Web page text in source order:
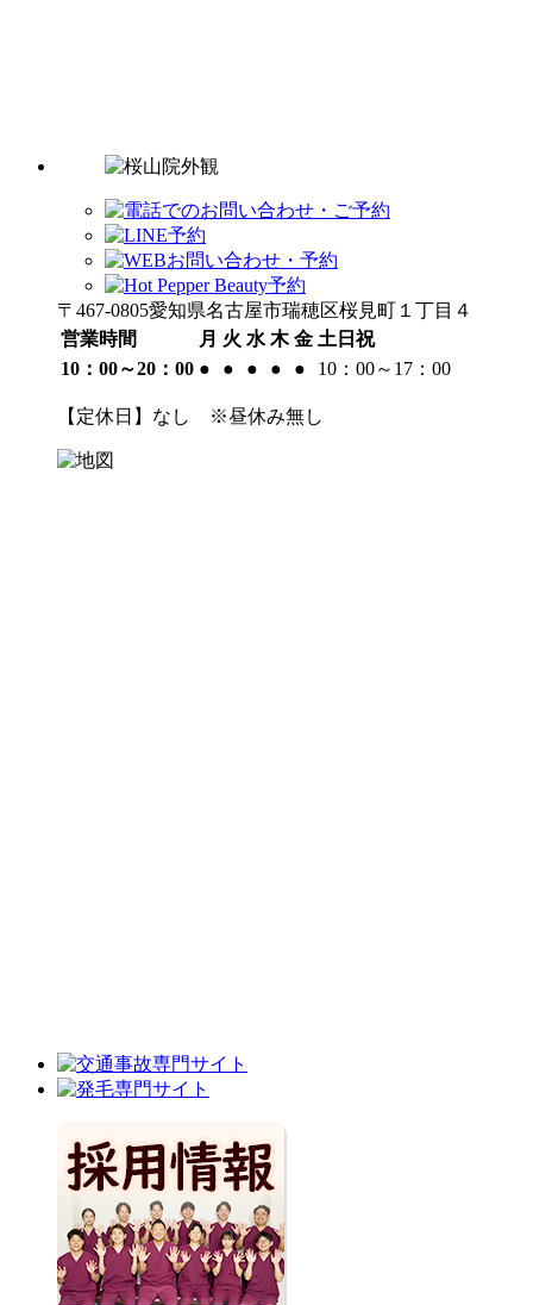
〒467-0805愛知県名古屋市瑞穂区桜見町１丁目４
営業時間
月 火 水 木 金 土日祝
10：00～20：00 ● ● ● ● ● 10：00～17：00
【定休日】なし ※昼休み無し